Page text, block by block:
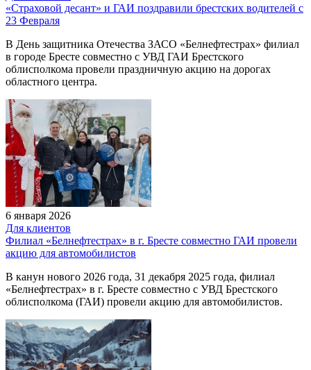
«Страховой десант» и ГАИ поздравили брестских водителей с
23 Февраля
В День защитника Отечества ЗАСО «Белнефтестрах» филиал
в городе Бресте совместно с УВД ГАИ Брестского
облисполкома провели праздничную акцию на дорогах
областного центра.
6 января 2026
Для клиентов
Филиал «Белнефтестрах» в г. Бресте совместно ГАИ провели
акцию для автомобилистов
В канун нового 2026 года, 31 декабря 2025 года, филиал
«Белнефтестрах» в г. Бресте совместно с УВД Брестского
облисполкома (ГАИ) провели акцию для автомобилистов.